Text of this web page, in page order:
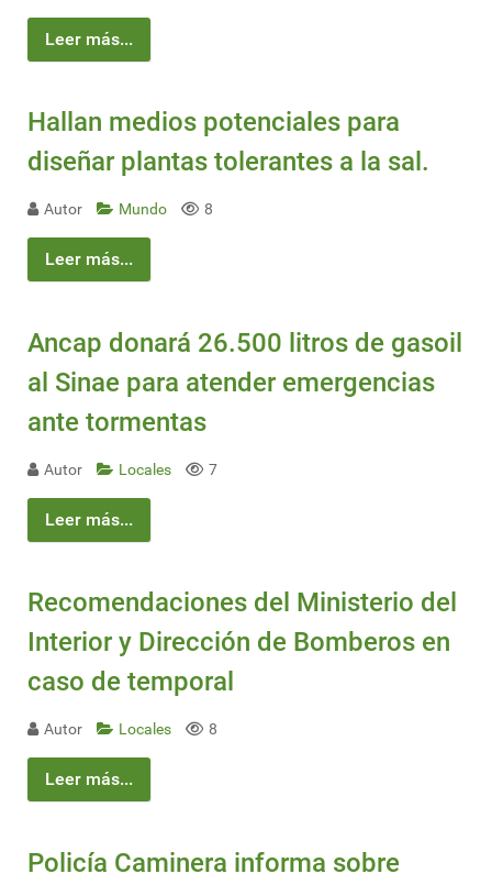
Leer más...
Hallan medios potenciales para
diseñar plantas tolerantes a la sal.
Autor Mundo 8
Leer más...
Ancap donará 26.500 litros de gasoil
al Sinae para atender emergencias
ante tormentas
Autor Locales 7
Leer más...
Recomendaciones del Ministerio del
Interior y Dirección de Bomberos en
caso de temporal
Autor Locales 8
Leer más...
Policía Caminera informa sobre